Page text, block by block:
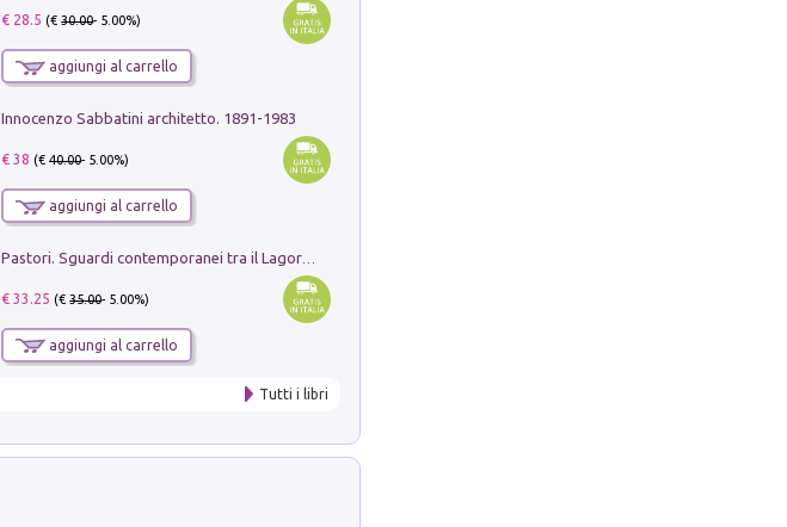
€ 28.5 (€30.00- 5.00%)
aggiungi al carrello
Innocenzo Sabbatini architetto. 1891-1983
€ 38 (€40.00- 5.00%)
aggiungi al carrello
€ 33.25 (€35.00- 5.00%)
aggiungi al carrello
Tutti i libri